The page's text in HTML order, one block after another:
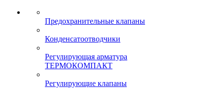
Предохранительные клапаны
Конденсатоотводчики
Регулирующая арматура
ТЕРМОКОМПАКТ
Регулирующие клапаны